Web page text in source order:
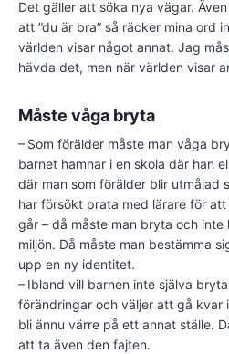
Det gäller att söka nya vägar.
att ”du är bra” så räcker mina ord
världen visar något annat. Jag
hävda det, men när världen visar
Måste våga bryta
– Som förälder måste man våga
barnet hamnar i en skola där han
där man som förälder blir utmålad
har försökt prata med lärare för
går – då måste man bryta och
miljön. Då måste man bestämma
upp en ny identitet.
– Ibland vill barnen inte själva
förändringar och väljer att gå kvar
bli ännu värre på ett annat ställe.
att ta även den fajten.